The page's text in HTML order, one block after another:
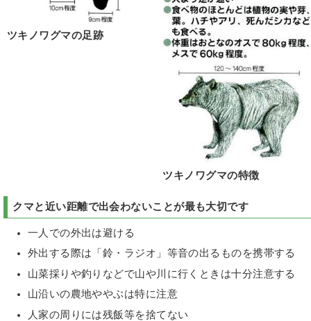
ツキノワグマの足跡
ツキノワグマの特徴
クマと近い距離で出会わないことが最も大切です
一人での外出は避ける
外出する際は「鈴・ラジオ」等音の出るものを携帯する
山菜採りや釣りなどで山や川に行くときは十分注意する
山沿いの農地ややぶは特に注意
人家の周りには残飯等を捨てない